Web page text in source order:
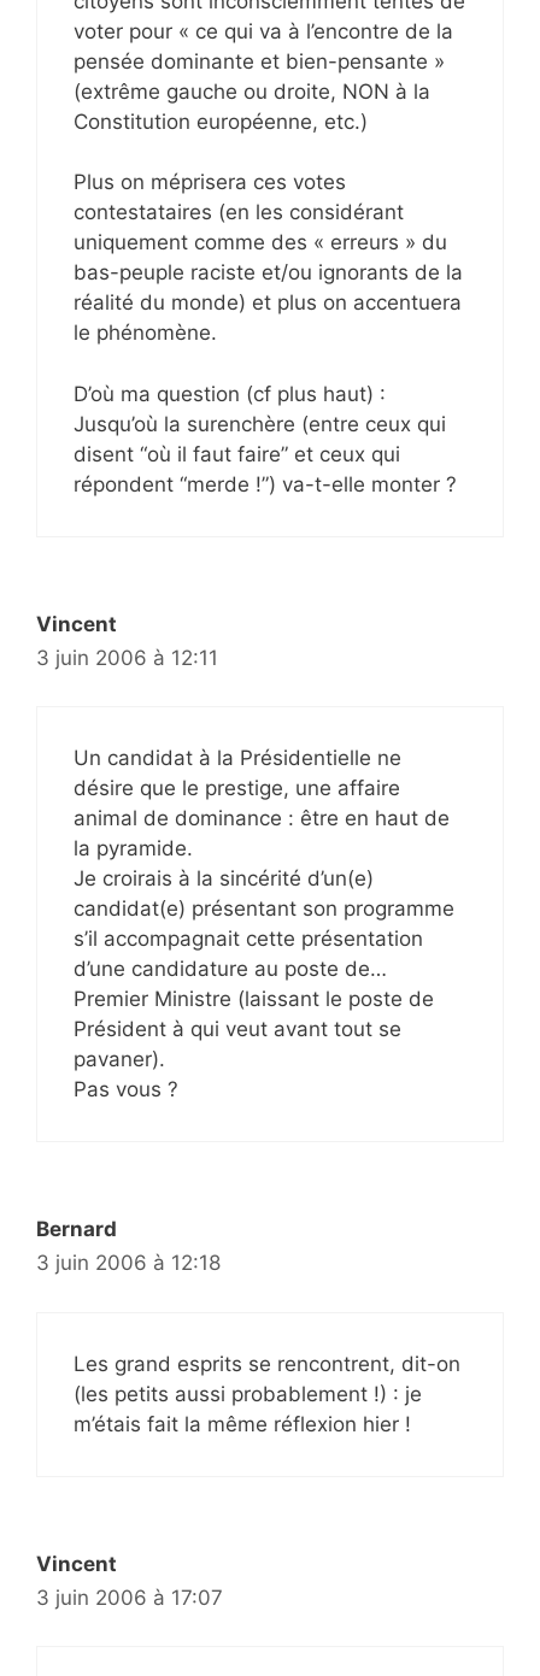
voter pour « ce qui va à l’encontre de la
pensée dominante et bien-pensante »
(extrême gauche ou droite, NON à la
Constitution européenne, etc.)
Plus on méprisera ces votes
contestataires (en les considérant
uniquement comme des « erreurs » du
bas-peuple raciste et/ou ignorants de la
réalité du monde) et plus on accentuera
le phénomène.
D’où ma question (cf plus haut) :
Jusqu’où la surenchère (entre ceux qui
disent “où il faut faire” et ceux qui
répondent “merde !”) va-t-elle monter ?
Vincent
3 juin 2006 à 12:11
Un candidat à la Présidentielle ne
désire que le prestige, une affaire
animal de dominance : être en haut de
la pyramide.
Je croirais à la sincérité d’un(e)
candidat(e) présentant son programme
s’il accompagnait cette présentation
d’une candidature au poste de…
Premier Ministre (laissant le poste de
Président à qui veut avant tout se
pavaner).
Pas vous ?
Bernard
3 juin 2006 à 12:18
Les grand esprits se rencontrent, dit-on
(les petits aussi probablement !) : je
m’étais fait la même réflexion hier !
Vincent
3 juin 2006 à 17:07